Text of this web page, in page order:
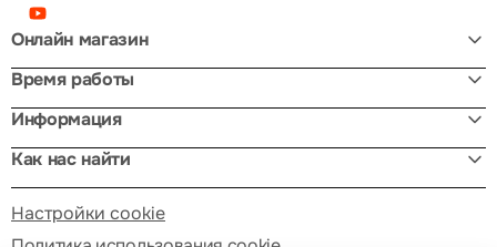
Онлайн магазин
Время работы
Информация
Как нас найти
Настройки cookie